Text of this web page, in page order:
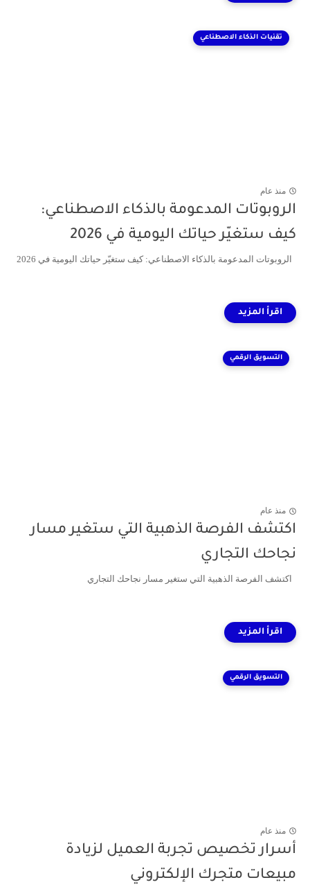
تقنيات الذكاء الاصطناعي
منذ عام
الروبوتات المدعومة بالذكاء الاصطناعي:
كيف ستغيّر حياتك اليومية في 2026
الروبوتات المدعومة بالذكاء الاصطناعي: كيف ستغيّر حياتك اليومية في 2026
التسويق الرقمي
منذ عام
اكتشف الفرصة الذهبية التي ستغير مسار
نجاحك التجاري
اكتشف الفرصة الذهبية التي ستغير مسار نجاحك التجاري
التسويق الرقمي
منذ عام
أسرار تخصيص تجربة العميل لزيادة
مبيعات متجرك الإلكتروني